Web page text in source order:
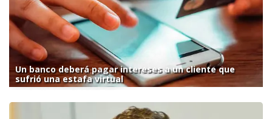
Un banco deberá pagar intereses a un cliente que
sufrió una estafa virtual